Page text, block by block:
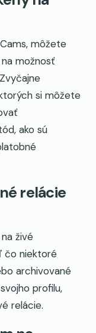
môžete
možnosť
si môžete
ako sú
relácie
živé
čo niektoré
archivované
profilu,
relácie.